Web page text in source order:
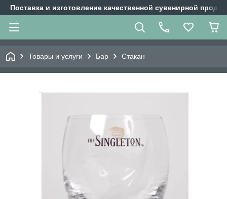
Поставка и изготовление качественной сувенирной
Товары и услуги Бар Стакан